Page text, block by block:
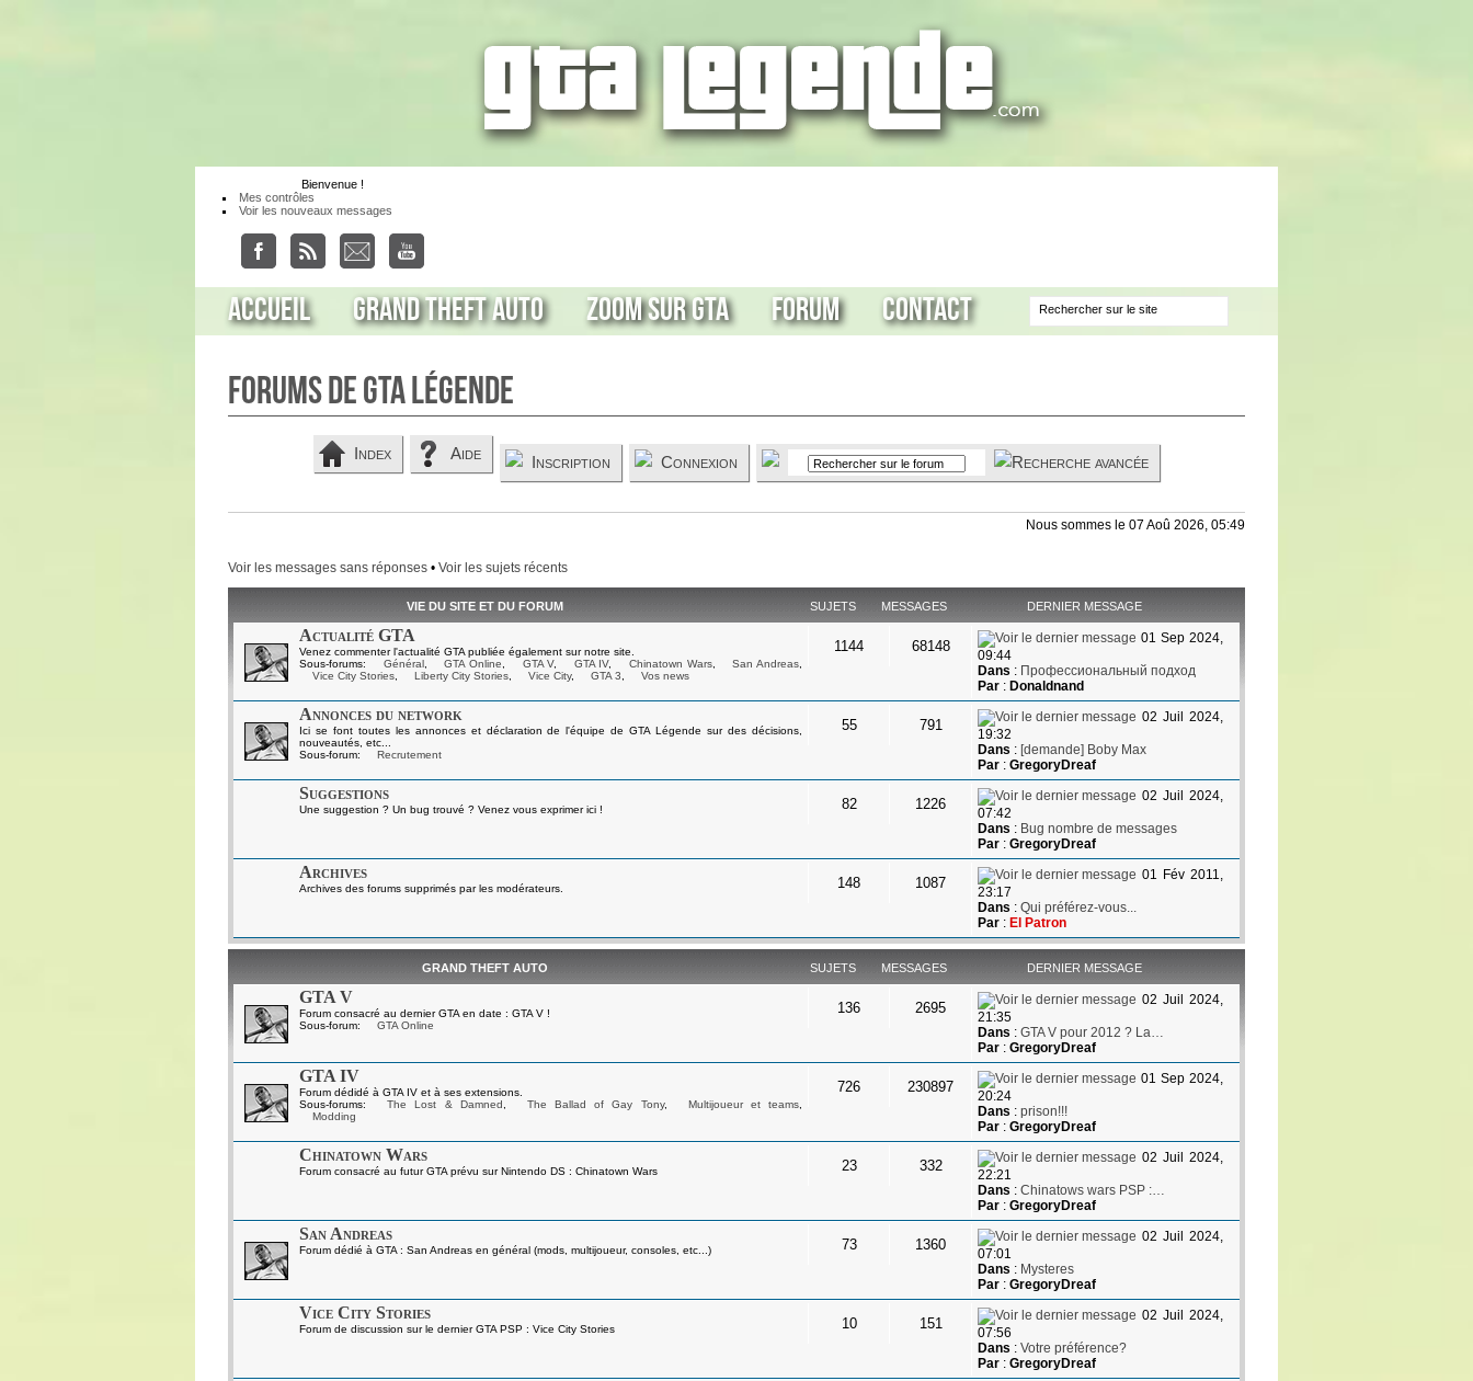
Bienvenue !
Mes contrôles
Voir les nouveaux messages
Accueil Grand Theft Auto Zoom sur GTA Forum Contact
Forums de GTA Légende
Index Aide Inscription Connexion
Nous sommes le 07 Aoû 2026, 05:49
Voir les messages sans réponses • Voir les sujets récents
VIE DU SITE ET DU FORUM SUJETS MESSAGES DERNIER MESSAGE
Actualité GTA
Venez commenter l'actualité GTA publiée également sur notre site.
Sous-forums:
Général, GTA Online GTA V, GTA IV, Chinatown Wars, San Andreas
Vice City Stories
Liberty City Stories Vice City, GTA 3 Vos news
1144 68148
01 Sep 2024,
09:44
Dans : Профессиональный подход
Par: Donaldnand
Annonces du network
Ici se font toutes les annonces et déclaration de l'équipe de GTA Légende sur des décisions,
nouveautés, etc...
Sous-forum:
Recrutement
55 791
02 Juil 2024,
19:32
Dans : [demande] Boby Max
Par: GregoryDreaf
Suggestions
Une suggestion ? Un bug trouvé ? Venez vous exprimer ici ! 82 1226
02 Juil 2024,
07:42
Dans : Bug nombre de messages
Par: GregoryDreaf
Archives
Archives des forums supprimés par les modérateurs. 148 1087
01 Fév 2011,
23:17
Dans : Qui préférez-vous...
Par: El Patron
GRAND THEFT AUTO SUJETS MESSAGES DERNIER MESSAGE
GTA V
Forum consacré au dernier GTA en date : GTA V !
Sous-forum:
GTA Online
136 2695
02 Juil 2024,
21:35
Dans : GTA V pour 2012 ? La…
Par: GregoryDreaf
GTA IV
Forum dédidé à GTA IV et à ses extensions.
Sous-forums:
The Lost & Damned The Ballad of Gay Tony, Multijoueur et teams
Modding
726 230897
01 Sep 2024,
20:24
Dans : prison!!!
Par: GregoryDreaf
Chinatown Wars
Forum consacré au futur GTA prévu sur Nintendo DS : Chinatown Wars 23 332
02 Juil 2024,
22:21
Dans : Chinatows wars PSP :…
Par: GregoryDreaf
San Andreas
Forum dédié à GTA : San Andreas en général (mods, multijoueur, consoles, etc...) 73 1360
02 Juil 2024,
07:01
Dans : Mysteres
Par: GregoryDreaf
Vice City Stories
Forum de discussion sur le dernier GTA PSP : Vice City Stories 10 151
02 Juil 2024,
07:56
Dans : Votre préférence?
Par: GregoryDreaf